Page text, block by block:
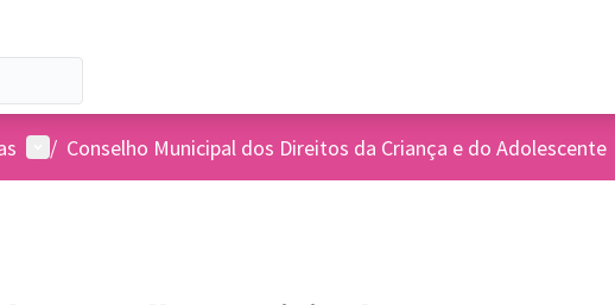
Menu de usuários
/ Conselho Municipal dos Direitos da Criança e do Adolescente